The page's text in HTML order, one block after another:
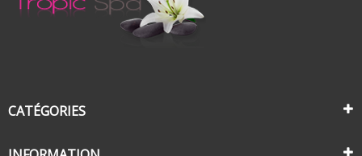
CATÉGORIES